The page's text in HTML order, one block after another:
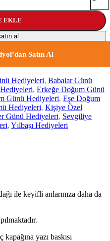
EKLE
al
Satın Al
Hediyeleri, Babalar Günü
, Erkeğe Doğum Günü
Günü Hediyeleri, Eşe Doğum
Hediyeleri, Kişiye Özel
Günü Hediyeleri, Sevgiliye
, Yılbaşı Hediyeleri
ile keyifli anlarınıza daha da
yazı baskısı